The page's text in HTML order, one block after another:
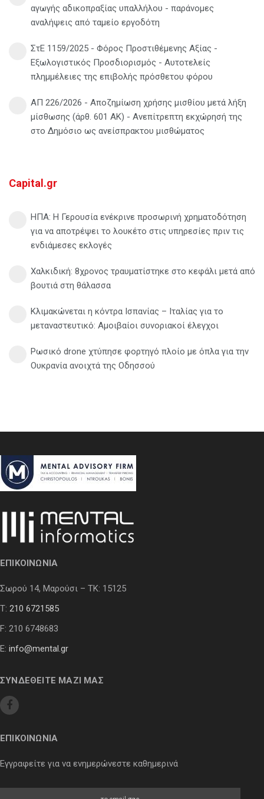
αγωγής αδικοπραξίας υπαλλήλου - παράνομες
αναλήψεις από ταμείο εργοδότη
ΣτΕ 1159/2025 - Φόρος Προστιθέμενης Αξίας -
Εξωλογιστικός Προσδιορισμός - Αυτοτελείς
πλημμέλειες της επιβολής πρόσθετου φόρου
ΑΠ 226/2026 - Αποζημίωση χρήσης μισθίου μετά λήξη
μίσθωσης (άρθ. 601 ΑΚ) - Ανεπίτρεπτη εκχώρησή της
στο Δημόσιο ως ανείσπρακτου μισθώματος
Capital.gr
ΗΠΑ: Η Γερουσία ενέκρινε προσωρινή χρηματοδότηση
για να αποτρέψει το λουκέτο στις υπηρεσίες πριν τις
ενδιάμεσες εκλογές
Χαλκιδική: 8χρονος τραυματίστηκε στο κεφάλι μετά από
βουτιά στη θάλασσα
Κλιμακώνεται η κόντρα Ισπανίας – Ιταλίας για το
μεταναστευτικό: Αμοιβαίοι συνοριακοί έλεγχοι
Ρωσικό drone χτύπησε φορτηγό πλοίο με όπλα για την
Ουκρανία ανοιχτά της Οδησσού
ΕΠΙΚΟΙΝΩΝΙΑ
Σωρού 14, Μαρούσι – ΤΚ: 15125
Τ: 210 6721585
F: 210 6748683
E: info@mental.gr
ΣΥΝΔΕΘΕΙΤΕ ΜΑΖΙ ΜΑΣ
ΕΠΙΚΟΙΝΩΝΙΑ
Εγγραφείτε για να ενημερώνεστε καθημερινά